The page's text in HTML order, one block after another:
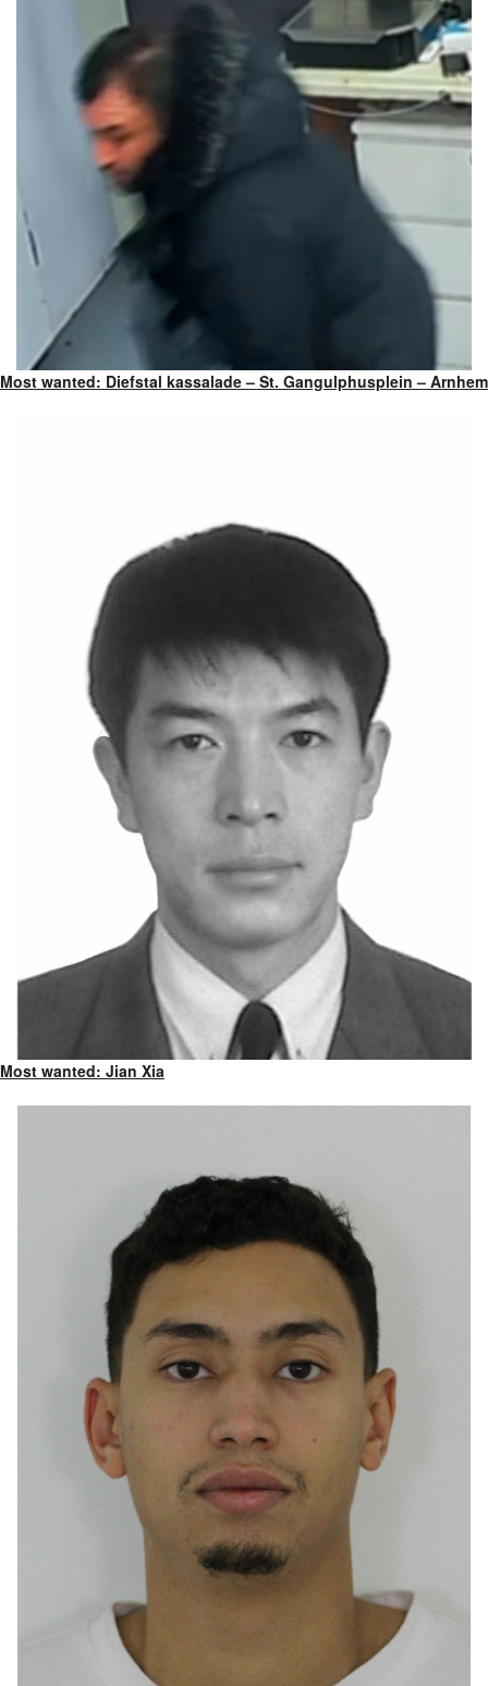
Most wanted: Diefstal kassalade – St. Gangulphusplein – Arnhem
Most wanted: Jian Xia